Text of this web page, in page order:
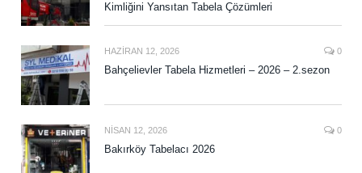
Kimliğini Yansıtan Tabela Çözümleri
HAZIRAN 12, 2026 0
Bahçelievler Tabela Hizmetleri – 2026 – 2.sezon
NISAN 12, 2026 0
Bakırköy Tabelacı 2026